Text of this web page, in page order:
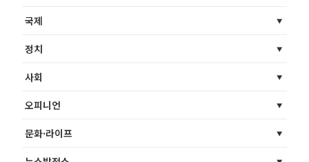
국제
정치
사회
오피니언
문화·라이프